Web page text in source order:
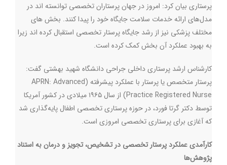
پرستاری بیان کرد: امروز در جهان پرستاران تخصصی توانسته اند در
مدل‌های ارائه خدمات سلامت جایگاه خود را پیدا کنند. بخش های
مختلف پزشکی نیز از رشد جایگاه پرستار تخصصی استقبال کرده اند زیرا
به بهبود عملکرد آن بخش کمک کرده است.
کارشناس ارشد پرستاری داخلی جراحی دانشگاه شهید بهشتی گفت:
پرستار متخصص یا پرستار با عملکرد پیشرفته (APRN: Advanced
Practice Registered Nurse
) از سال ۱۹۶۵ میلادی در کشور آمریکا
توسط دکتر گرتا فورد، در حوزه پرستاری تخصصی اطفال پایه‌گذاری شد
که آغازی برای پرستاری تخصصی امروزی است.
کارآمدی عملکرد پرستار تخصصی در تشخیص، تجویز و درمان به استناد
پژوهش‌ها